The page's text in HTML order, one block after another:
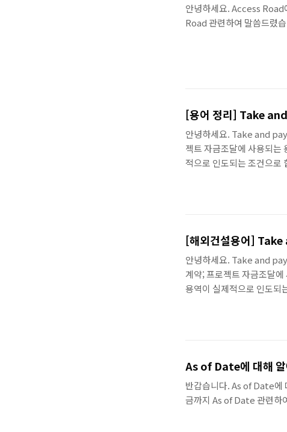
안녕하세요. Access Road
Road 관련하여 말씀드렸
[용어 정리] Take
안녕하세요. Take and
젝트 자금조달에 사용되는
적으로 인도되는 조건으로
[해외건설용어]
안녕하세요. Take and
계약; 프로젝트 자금조달
용역이 실제적으로 인도되
As of Date에 대해 알
반갑습니다. As of Date에
금까지 As of Date 관련하